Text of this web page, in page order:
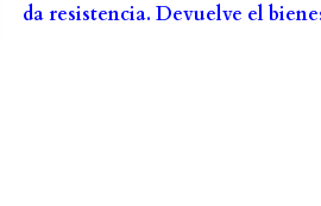
da resistencia. Devuelve el